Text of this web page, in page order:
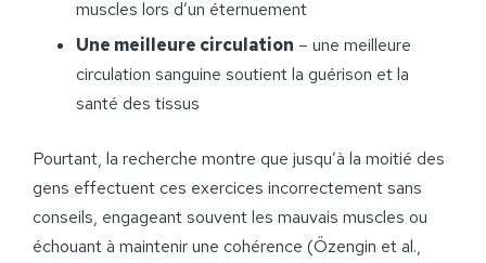
muscles lors d’un éternuement
Une meilleure circulation – une meilleure
circulation sanguine soutient la guérison et la
santé des tissus
Pourtant, la recherche montre que jusqu’à la moitié des
gens effectuent ces exercices incorrectement sans
conseils, engageant souvent les mauvais muscles ou
échouant à maintenir une cohérence (Özengin et al.,